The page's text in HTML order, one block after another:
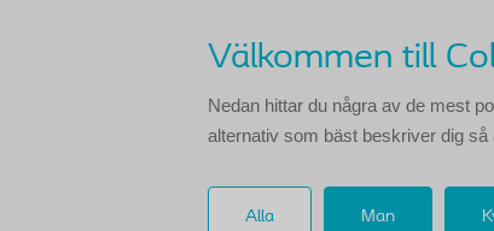
Välkommen till
Nedan hittar du några av de mest
alternativ som bäst beskriver dig
Alla Man